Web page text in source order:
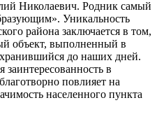
Николаевич. Родник самый
Уникальность
района заключается в том,
объект, выполненный в
до наших дней.
в
повлияет на
населенного пункта